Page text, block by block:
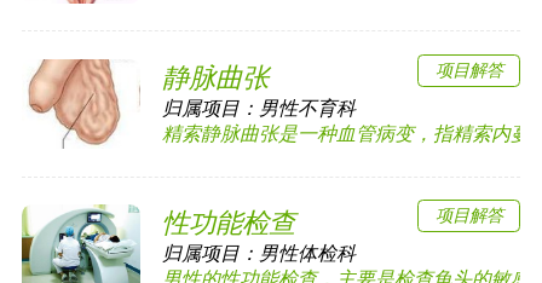
静脉曲张
归属项目： 男性不育科
精索静脉曲张是一种血管病变，指精索内蔓
项目解答
性功能检查
归属项目： 男性体检科
项目解答